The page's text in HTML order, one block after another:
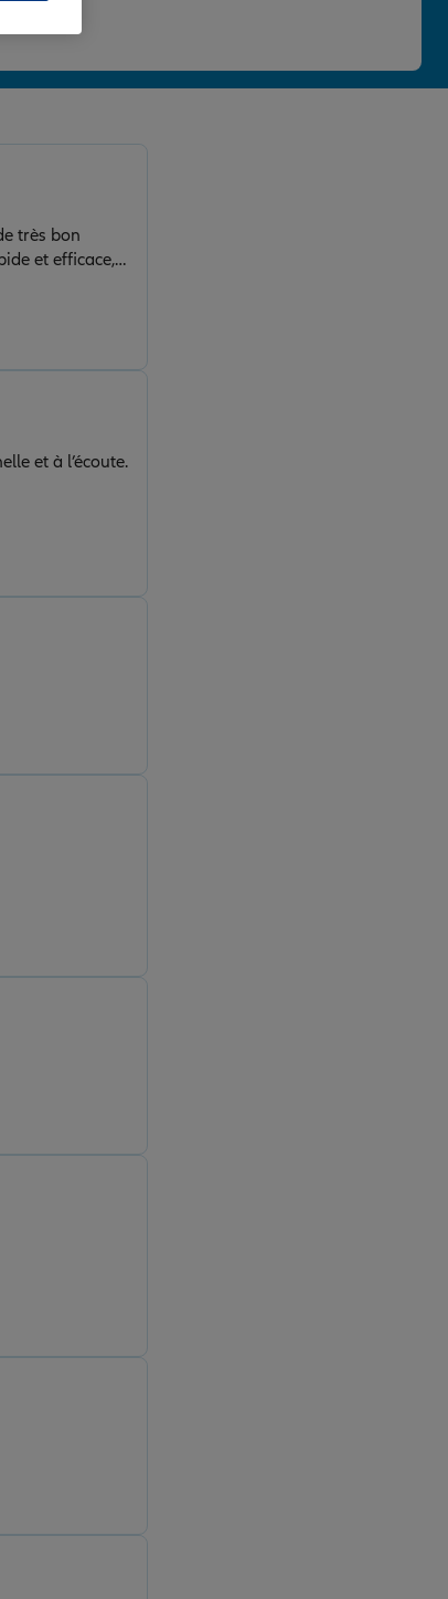
très bon
et efficace, il
et à l’écoute.